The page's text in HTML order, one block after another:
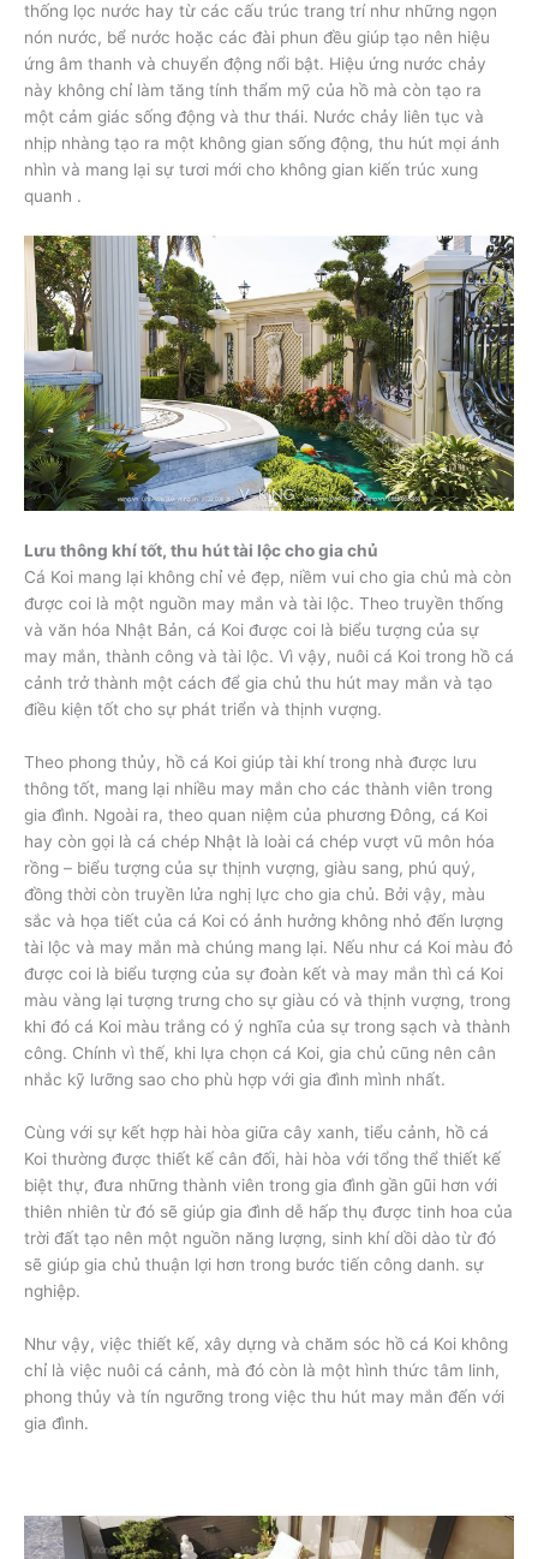
thống lọc nước hay từ các cấu trúc trang trí như những ngọn
nón nước, bể nước hoặc các đài phun đều giúp tạo nên hiệu
ứng âm thanh và chuyển động nổi bật. Hiệu ứng nước chảy
này không chỉ làm tăng tính thẩm mỹ của hồ mà còn tạo ra
một cảm giác sống động và thư thái. Nước chảy liên tục và
nhịp nhàng tạo ra một không gian sống động, thu hút mọi ánh
nhìn và mang lại sự tươi mới cho không gian kiến trúc xung
quanh .
Lưu thông khí tốt, thu hút tài lộc cho gia chủ
Cá Koi mang lại không chỉ vẻ đẹp, niềm vui cho gia chủ mà còn
được coi là một nguồn may mắn và tài lộc. Theo truyền thống
và văn hóa Nhật Bản, cá Koi được coi là biểu tượng của sự
may mắn, thành công và tài lộc. Vì vậy, nuôi cá Koi trong hồ cá
cảnh trở thành một cách để gia chủ thu hút may mắn và tạo
điều kiện tốt cho sự phát triển và thịnh vượng.
Theo phong thủy, hồ cá Koi giúp tài khí trong nhà được lưu
thông tốt, mang lại nhiều may mắn cho các thành viên trong
gia đình. Ngoài ra, theo quan niệm của phương Đông, cá Koi
hay còn gọi là cá chép Nhật là loài cá chép vượt vũ môn hóa
rồng – biểu tượng của sự thịnh vượng, giàu sang, phú quý,
đồng thời còn truyền lửa nghị lực cho gia chủ. Bởi vậy, màu
sắc và họa tiết của cá Koi có ảnh hưởng không nhỏ đến lượng
tài lộc và may mắn mà chúng mang lại. Nếu như cá Koi màu đỏ
được coi là biểu tượng của sự đoàn kết và may mắn thì cá Koi
màu vàng lại tượng trưng cho sự giàu có và thịnh vượng, trong
khi đó cá Koi màu trắng có ý nghĩa của sự trong sạch và thành
công. Chính vì thế, khi lựa chọn cá Koi, gia chủ cũng nên cân
nhắc kỹ lưỡng sao cho phù hợp với gia đình mình nhất.
Cùng với sự kết hợp hài hòa giữa cây xanh, tiểu cảnh, hồ cá
Koi thường được thiết kế cân đối, hài hòa với tổng thể thiết kế
biệt thự, đưa những thành viên trong gia đình gần gũi hơn với
thiên nhiên từ đó sẽ giúp gia đình dễ hấp thụ được tinh hoa của
trời đất tạo nên một nguồn năng lượng, sinh khí dồi dào từ đó
sẽ giúp gia chủ thuận lợi hơn trong bước tiến công danh. sự
nghiệp.
Như vậy, việc thiết kế, xây dựng và chăm sóc hồ cá Koi không
chỉ là việc nuôi cá cảnh, mà đó còn là một hình thức tâm linh,
phong thủy và tín ngưỡng trong việc thu hút may mắn đến với
gia đình.